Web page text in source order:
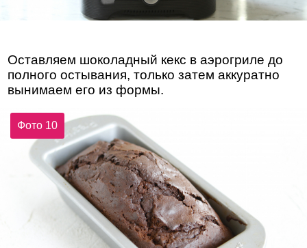
Оставляем шоколадный кекс в аэрогриле до
полного остывания, только затем аккуратно
вынимаем его из формы.
Фото 10